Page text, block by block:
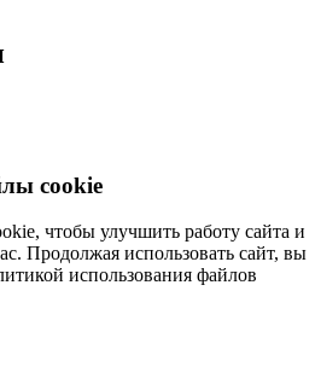
cookie
чтобы улучшить работу сайта и
Продолжая использовать сайт, вы
использования файлов